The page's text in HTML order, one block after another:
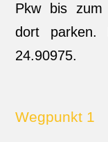
Pkw bis zum
dort parken.
24.90975.
Wegpunkt 1